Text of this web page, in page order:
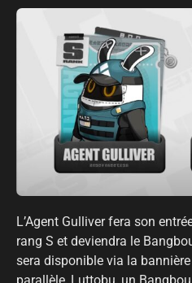
L’Agent Gulliver fera son
rang S et deviendra le
sera disponible via la